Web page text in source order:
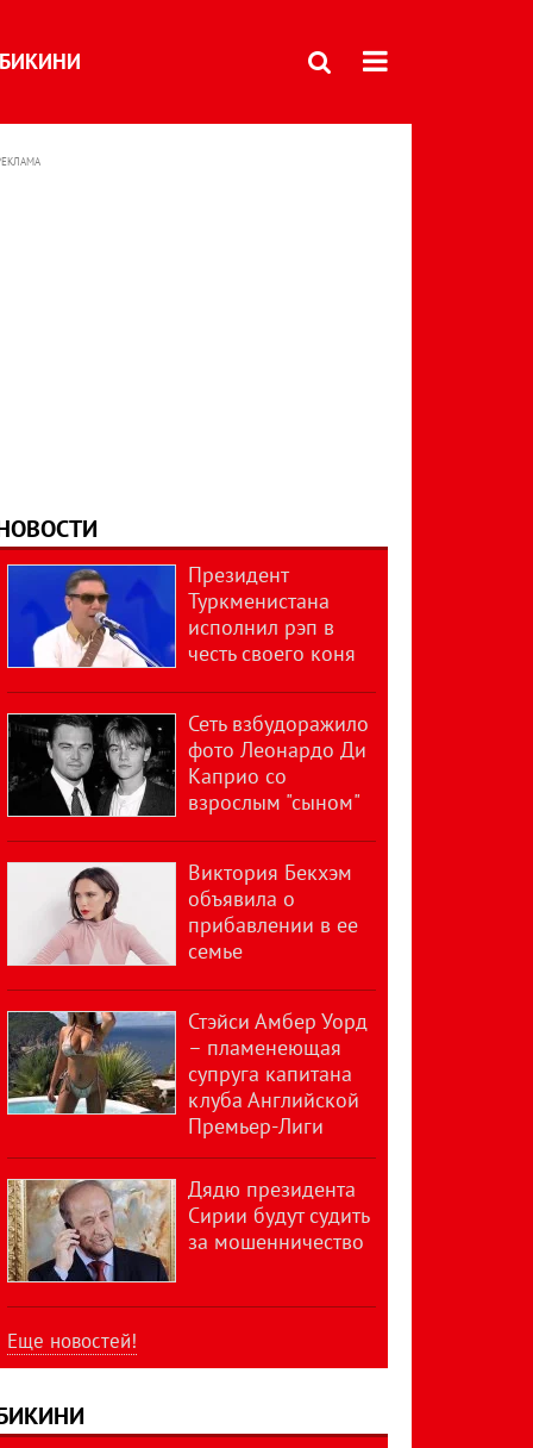
БИКИНИ
Президент
Туркменистана
исполнил рэп в
честь своего коня
Сеть взбудоражило
фото Леонардо Ди
Каприо со
взрослым "сыном"
Виктория Бекхэм
объявила о
прибавлении в ее
семье
Стэйси Амбер Уорд
– пламенеющая
супруга капитана
клуба Английской
Премьер-Лиги
Дядю президента
Сирии будут судить
за мошенничество
Еще новостей!